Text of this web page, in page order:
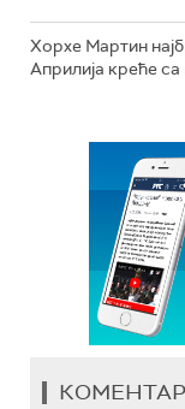
Хорхе Мартин
Априлија креће са